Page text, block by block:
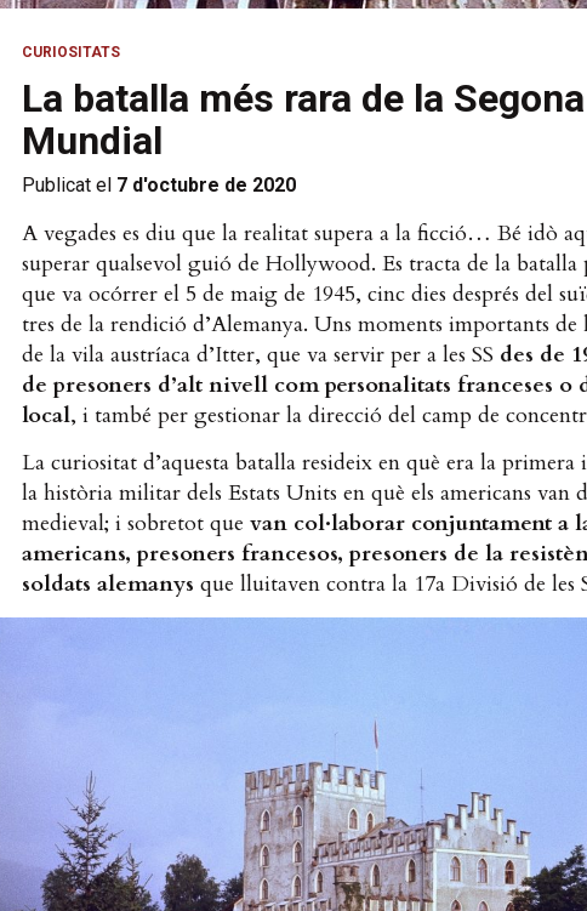
CURIOSITATS
La batalla més rara de la
Mundial
Publicat el 7 d'octubre de 2020
A vegades es diu que la realitat supera a la ficció… Bé idò
superar qualsevol guió de Hollywood. Es tracta de la batalla
que va ocórrer el 5 de maig de 1945, cinc dies després del
tres de la rendició d’Alemanya. Uns moments importants de
de la vila austríaca d’Itter, que va servir per a les SS des de
de presoners d’alt nivell com personalitats franceses o
local, i també per gestionar la direcció del camp de
La curiositat d’aquesta batalla resideix en què era la primera
la història militar dels Estats Units en què els americans van
medieval; i sobretot que van col·laborar conjuntament a
americans, presoners francesos, presoners de la
soldats alemanys que lluitaven contra la 17a Divisió de les